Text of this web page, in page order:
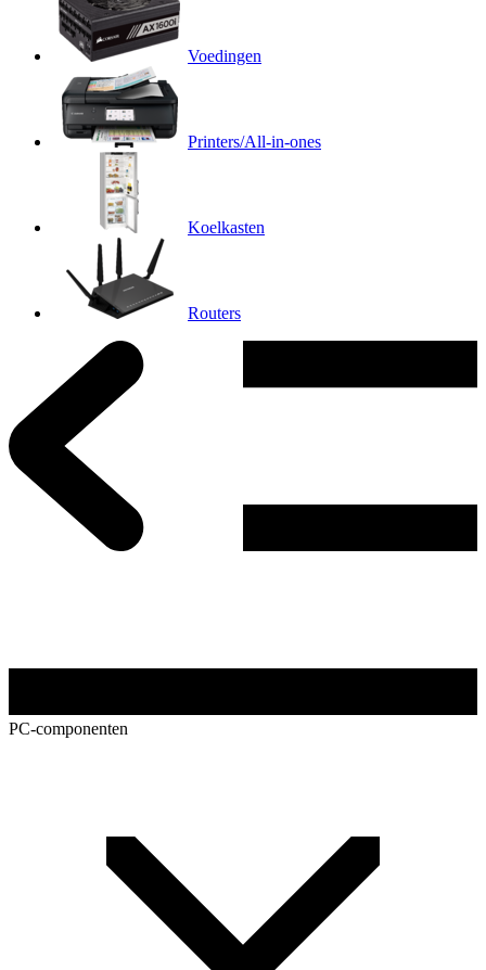
Voedingen
Printers/All-in-ones
Koelkasten
Routers
PC-componenten